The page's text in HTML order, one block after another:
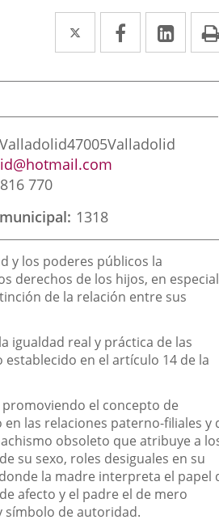
Twitter
Enlace
a
una
externa.
Facebook
Enlace
a
una
externa.
a
una
Valladolid47005Valladolid
770
1318
y los poderes públicos la
derechos de los hijos, en especial
de la relación entre sus
igualdad real y práctica de las
en el artículo 14 de la
el concepto de
las relaciones paterno-filiales y
obsoleto que atribuye a
su sexo, roles desiguales en su
la madre interpreta el papel
afecto y el padre el de mero
símbolo de autoridad.